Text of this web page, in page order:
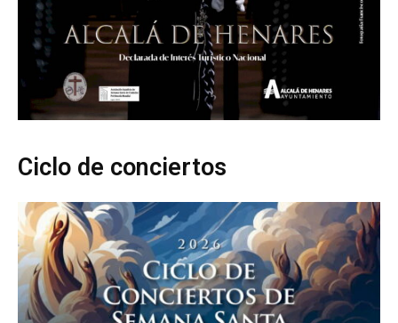
Ciclo de conciertos